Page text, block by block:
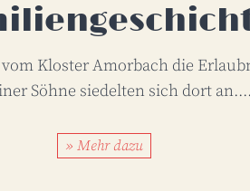
Kloster Amorbach die
Söhne siedelten sich dort
» Mehr dazu